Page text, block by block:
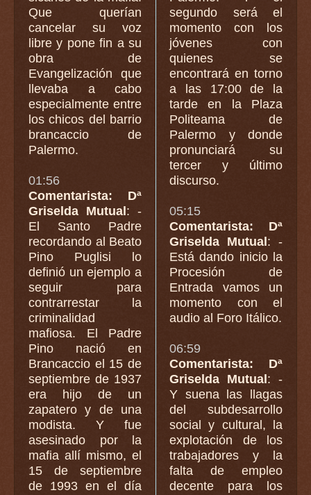
Que querían
cancelar su voz
libre y pone fin a su
obra de
Evangelización que
llevaba a cabo
especialmente entre
los chicos del barrio
brancaccio de
Palermo.
01:56
Comentarista: Dª
Griselda Mutual: -
El Santo Padre
recordando al Beato
Pino Puglisi lo
definió un ejemplo a
seguir para
contrarrestar la
criminalidad
mafiosa. El Padre
Pino nació en
Brancaccio el 15 de
septiembre de 1937
era hijo de un
zapatero y de una
modista. Y fue
asesinado por la
mafia allí mismo, el
15 de septiembre
de 1993 en el día
segundo será el
momento con los
jóvenes con
quienes se
encontrará en torno
a las 17:00 de la
tarde en la Plaza
Politeama de
Palermo y donde
pronunciará su
tercer y último
discurso.
05:15
Comentarista: Dª
Griselda Mutual: -
Está dando inicio la
Procesión de
Entrada vamos un
momento con el
audio al Foro Itálico.
06:59
Comentarista: Dª
Griselda Mutual: -
Y suena las llagas
del subdesarrollo
social y cultural, la
explotación de los
trabajadores y la
falta de empleo
decente para los